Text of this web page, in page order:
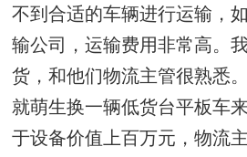
不到合适的车辆进行运输，
输公司，运输费用非常高。
货，和他们物流主管很熟悉
就萌生换一辆低货台平板车
于设备价值上百万元，物流